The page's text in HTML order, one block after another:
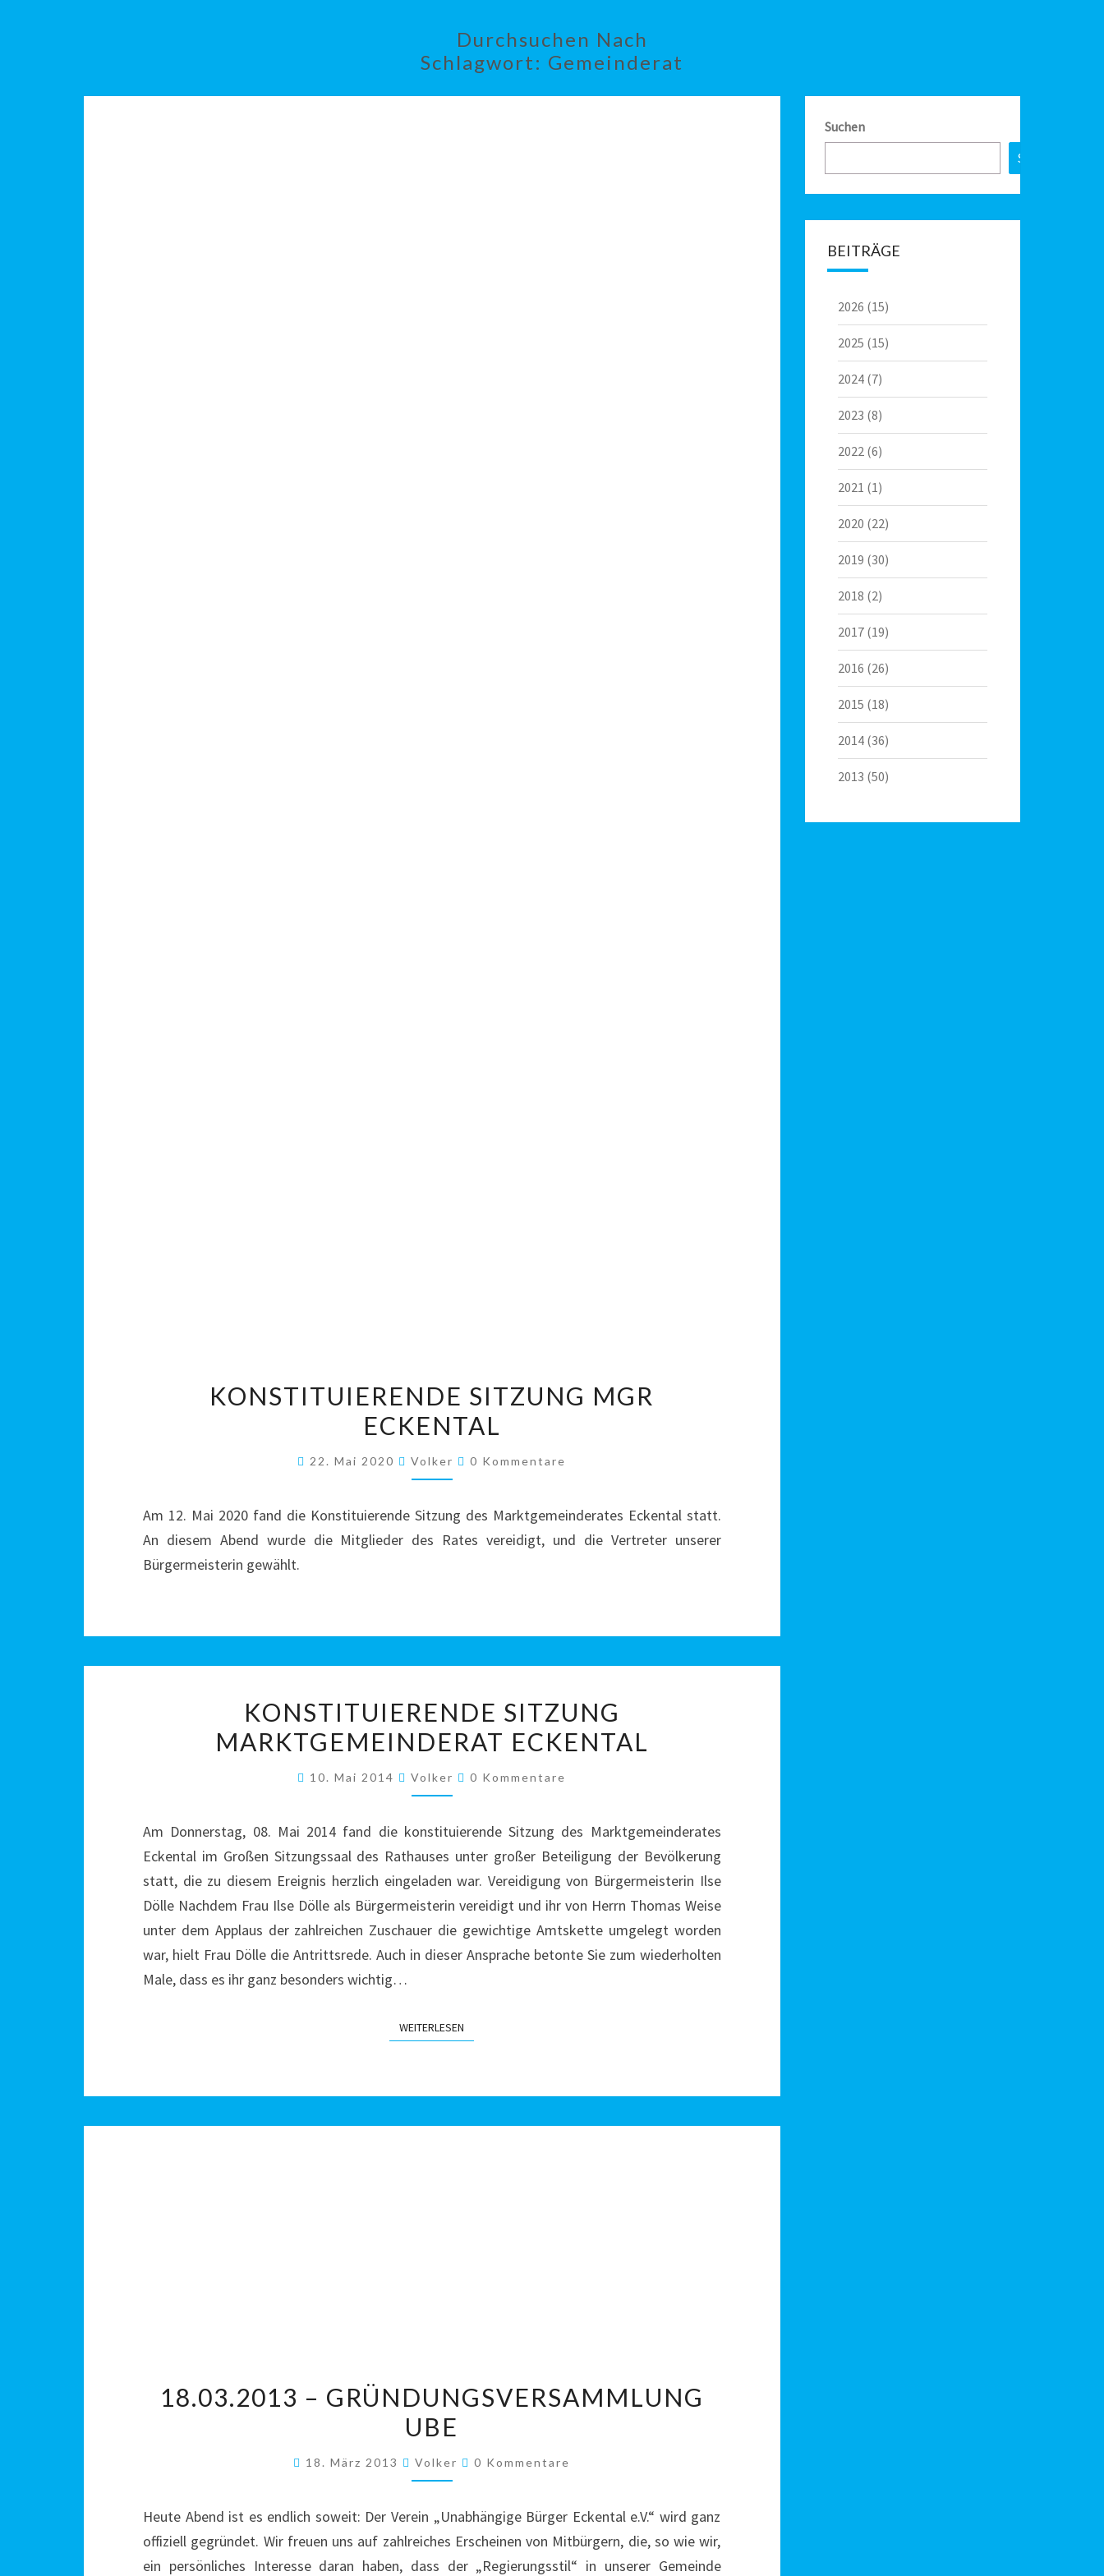
Durchsuchen Nach
Schlagwort: Gemeinderat
SITZUNG
MGR
KONSTITUIERENDE SITZUNG MGR
ECKENTAL
22. Mai 2020 Volker Kommentare
0 Kommentare
Am 12. Mai 2020 fand die Konstituierende Sitzung des Marktgemeinderates Eckental statt.
An diesem Abend wurde die Mitglieder des Rates vereidigt, und die Vertreter unserer
Bürgermeisterin gewählt.
SITZUNG
MARKTGEMEINDERAT
KONSTITUIERENDE SITZUNG
MARKTGEMEINDERAT ECKENTAL
10. Mai 2014 Volker Kommentare
0 Kommentare
Am Donnerstag, 08. Mai 2014 fand die konstituierende Sitzung des Marktgemeinderates
Eckental im Großen Sitzungssaal des Rathauses unter großer Beteiligung der Bevölkerung
statt, die zu diesem Ereignis herzlich eingeladen war. Vereidigung von Bürgermeisterin Ilse
Dölle Nachdem Frau Ilse Dölle als Bürgermeisterin vereidigt und ihr von Herrn Thomas Weise
unter dem Applaus der zahlreichen Zuschauer die gewichtige Amtskette umgelegt worden
war, hielt Frau Dölle die Antrittsrede. Auch in dieser Ansprache betonte Sie zum wiederholten
Male, dass es ihr ganz besonders wichtig…
WEITERLESEN
–
GRÜNDUNGSVERSAMMLUNG
18.03.2013 – GRÜNDUNGSVERSAMMLUNG
UBE
18. März 2013 Volker Kommentare
0 Kommentare
Heute Abend ist es endlich soweit: Der Verein „Unabhängige Bürger Eckental e.V.“ wird ganz
offiziell gegründet. Wir freuen uns auf zahlreiches Erscheinen von Mitbürgern, die, so wie wir,
ein persönliches Interesse daran haben, dass der „Regierungsstil“ in unserer Gemeinde
Suchen
Suchen
BEITRÄGE
2026 (15)
2025 (15)
2024(7)
2023 (8)
2022(6)
2021 (1)
2020 (22)
2019 (30)
2018 (2)
2017(19)
2016 (26)
2015 (18)
2014(36)
2013 (50)